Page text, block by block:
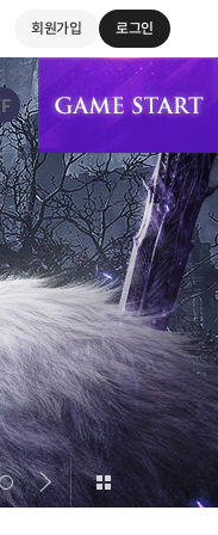
회원가입 로그인